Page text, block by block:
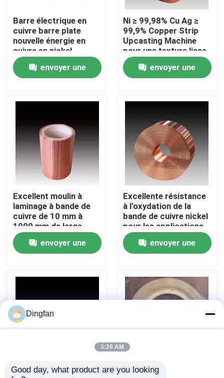
Au sujet de nous
Visite d'usine
Contrôle de qualité
Contactez-nous
Nouvelles
Demandez une citation
bande en acier nickelée
Barre électrique en
cuivre barre plate
nouvelle énergie en
cuivre en nickel
envoyer une
Ni ≥ 99,98% Cu Ag ≥
99,9% Copper Strip
Upcasting Machine
pour une texture lisse
du cuivre
envoyer une
Excellent moulin à
laminage à bande de
cuivre de 10 mm à
1000 mm de large
envoyer une
Excellente résistance
à l'oxydation de la
bande de cuivre nickel
pour les applications
non magnétiques
envoyer une
Coil de bande de
bande de cuivre nickel
Dingfan
3:26 AM
Good day, what product are you looking